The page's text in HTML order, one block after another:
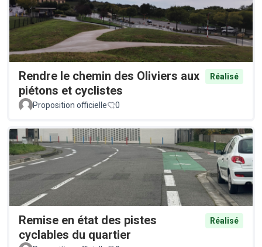
Rendre le chemin des Oliviers aux
piétons et cyclistes
Réalisé
Proposition officielle 0
Remise en état des pistes
cyclables du quartier
Réalisé